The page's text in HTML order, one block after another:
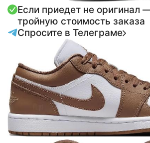
Если приедет не оригинал
тройную стоимость заказа
Спросите в Телеграме